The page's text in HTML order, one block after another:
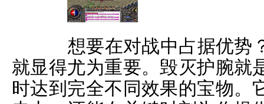
想要在对战中占据优势
就显得尤为重要。毁灭护腕就
时达到完全不同效果的宝物。